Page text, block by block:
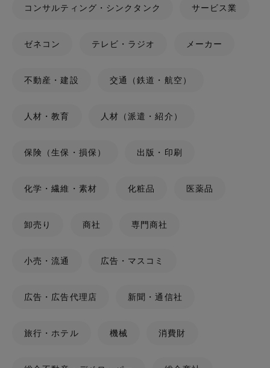
コンサルティング・シンクタンク サービス業
ゼネコン テレビ・ラジオ メーカー
不動産・建設 交通（鉄道・航空）
人材・教育 人材（派遣・紹介）
保険（生保・損保） 出版・印刷
化学・繊維・素材 化粧品 医薬品
卸売り 商社 専門商社
小売・流通 広告・マスコミ
広告・広告代理店 新聞・通信社
旅行・ホテル 機械 消費財